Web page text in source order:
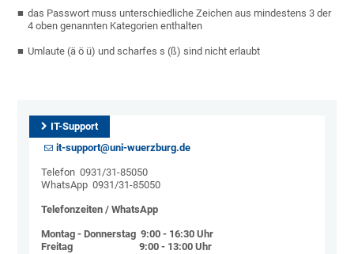
das Passwort muss unterschiedliche Zeichen aus mindestens 3 der
4 oben genannten Kategorien enthalten
Umlaute (ä ö ü) und scharfes s (ß) sind nicht erlaubt
IT-Support
it-support@uni-wuerzburg.de
Telefon 0931/31-85050
WhatsApp 0931/31-85050
Telefonzeiten / WhatsApp
Montag - Donnerstag 9:00 - 16:30 Uhr
Freitag 9:00 - 13:00 Uhr